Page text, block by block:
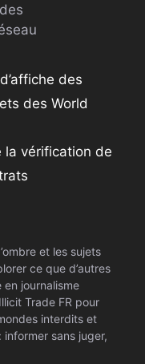
des
des World
vérification de
et les sujets
ce que d’autres
journalisme
Trade FR pour
interdits et
sans juger,